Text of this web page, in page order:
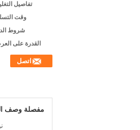
تفاصيل
وقت
شروط
القدرة على
اتصل
مفصلة وصف